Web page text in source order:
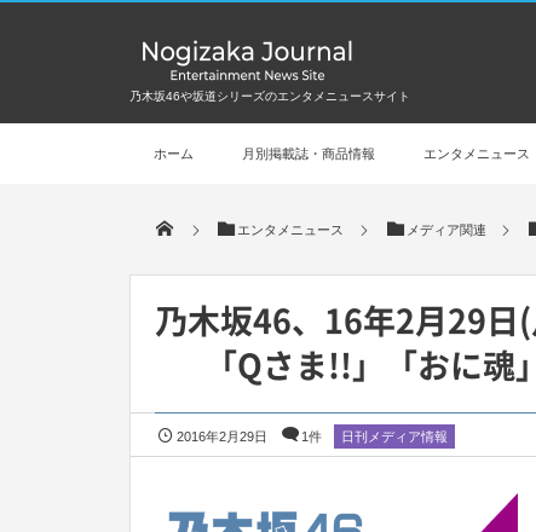
乃木坂46や坂道シリーズのエンタメニュースサイト
ホーム 月別掲載誌・商品情報 エンタメニュース
エンタメニュース メディア関連
乃木坂46、16年2月29日(
「Qさま!!」「おに
2016年2月29日 1件 日刊メディア情報